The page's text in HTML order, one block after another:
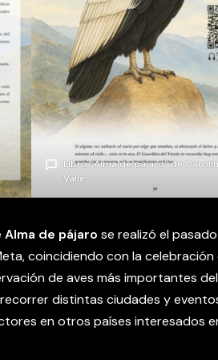
Libro “Alma de pájaro” de
Valle.
Alma de pájaro se realizó el
coincidiendo con la celebración
de aves más importantes
distintas ciudades y
en otros países interesados